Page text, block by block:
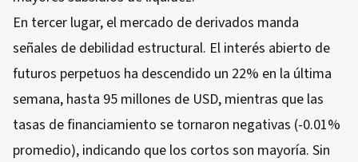
En tercer lugar, el mercado de derivados manda
señales de debilidad estructural. El interés abierto de
futuros perpetuos ha descendido un 22% en la última
semana, hasta 95 millones de USD, mientras que las
tasas de financiamiento se tornaron negativas (-0.01%
promedio), indicando que los cortos son mayoría. Sin